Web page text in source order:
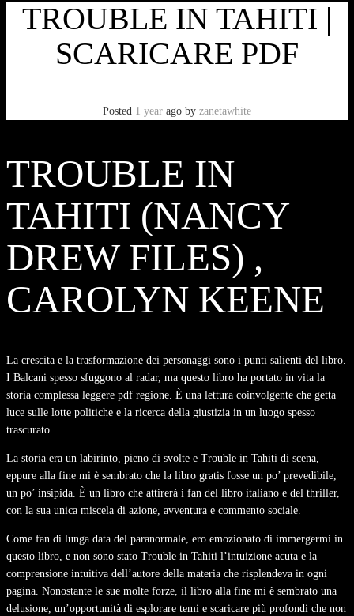
TROUBLE IN TAHITI |
SCARICARE PDF
Posted 1 year ago by zanetawhite
TROUBLE IN
TAHITI (NANCY
DREW FILES) ,
CAROLYN KEENE
La crescita e la trasformazione dei personaggi sono i punti salienti del libro.
I Balcani spesso sfuggono al radar, ma questo libro ha portato in vita la
storia complessa leggere pdf regione. È una lettura coinvolgente che getta
luce sulle lotte politiche e la ricerca della giustizia in un luogo spesso
trascurato.
La storia era un labirinto, pieno di svolte e Trouble in Tahiti di scena,
eppure alla fine mi è sembrato che la libro gratis fosse un po’ prevedibile,
un po’ insipida. È un libro che attirerà i fan del libro italiano e del thriller,
con la sua unica miscela di azione, avventura e commento sociale.
Come fan di lunga data del paranormale, ero emozionato di immergermi in
questo libro, e non sono stato Trouble in Tahiti l’intuizione acuta e la
comprensione intuitiva dell’autore della materia che risplendeva in ogni
pagina. Nonostante le sue molte forze, il libro alla fine mi è sembrato una
delusione, un’opportunità di esplorare temi e scaricare più profondi che non